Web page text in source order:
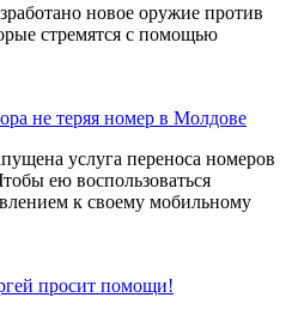
новое оружие против
стремятся с помощью
не теряя номер в Молдове
услуга переноса номеров
ею воспользоваться
к своему мобильному
просит помощи!